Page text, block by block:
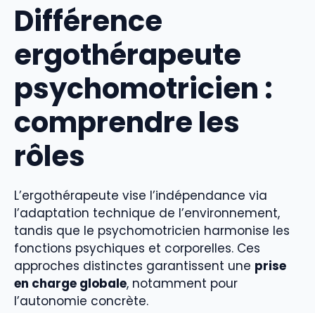
Différence
ergothérapeute
psychomotricien :
comprendre les
rôles
L’ergothérapeute vise l’indépendance via
l’adaptation technique de l’environnement,
tandis que le psychomotricien harmonise les
fonctions psychiques et corporelles. Ces
approches distinctes garantissent une prise
en charge globale, notamment pour
l’autonomie concrète.